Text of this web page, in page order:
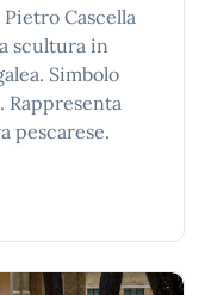
Cascella
scultura in
Simbolo
Rappresenta
pescarese.